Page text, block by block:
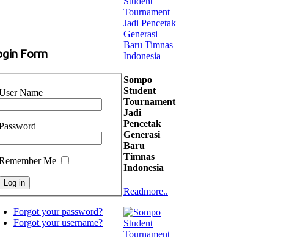
Sompo
Student
Tournament
Jadi
Pencetak
Generasi
Baru
Timnas
Indonesia
Readmore..
Form
Name
Me
Forgot your password?
Forgot your username?